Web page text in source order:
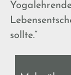
sollte.“